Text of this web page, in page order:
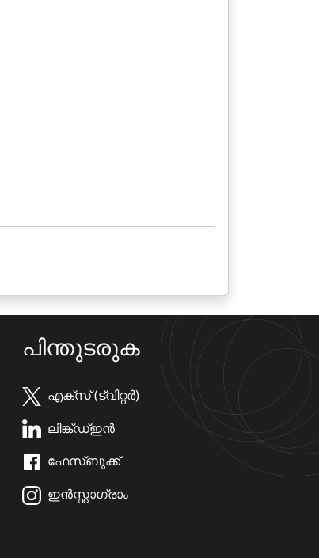
പിന്തുടരുക
എക്സ് (ട്വിറ്റർ)
ലിങ്ക്ഡ്ഇൻ
ഫേസ്ബുക്ക്
ഇൻസ്റ്റാഗ്രാം